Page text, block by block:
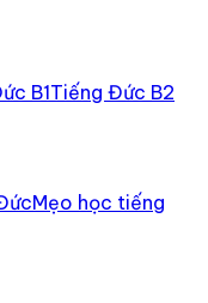
B1Tiếng Đức B2
Mẹo học tiếng